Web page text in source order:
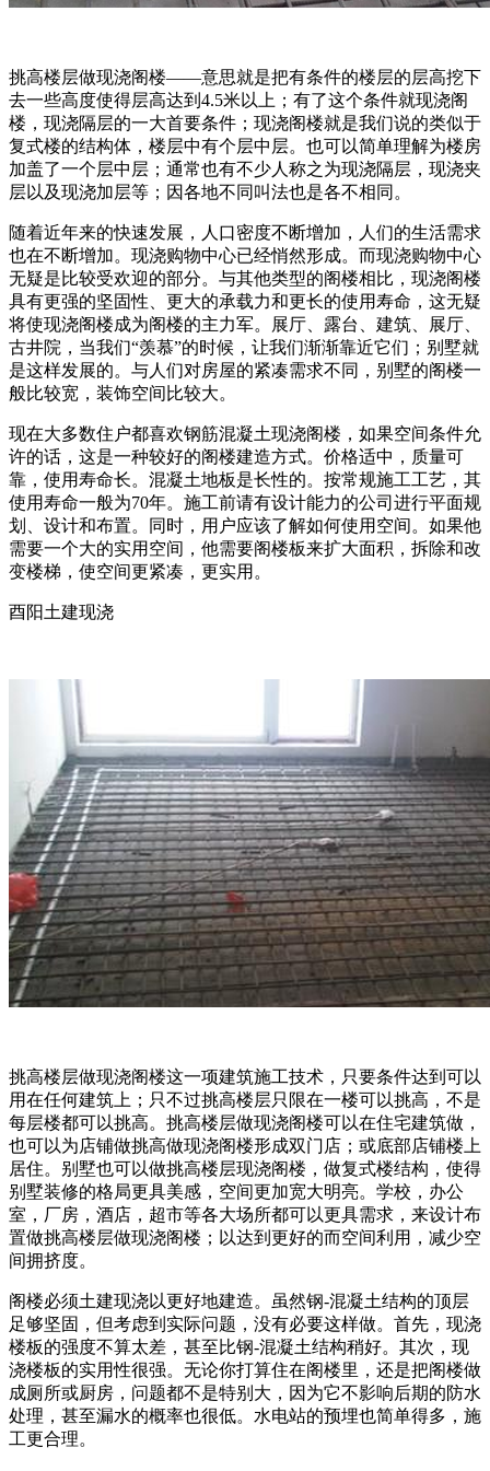
挑高楼层做现浇阁楼——意思就是把有条件的楼层的层高挖下
去一些高度使得层高达到4.5米以上；有了这个条件就现浇阁
楼，现浇隔层的一大首要条件；现浇阁楼就是我们说的类似于
复式楼的结构体，楼层中有个层中层。也可以简单理解为楼房
加盖了一个层中层；通常也有不少人称之为现浇隔层，现浇夹
层以及现浇加层等；因各地不同叫法也是各不相同。
随着近年来的快速发展，人口密度不断增加，人们的生活需求
也在不断增加。现浇购物中心已经悄然形成。而现浇购物中心
无疑是比较受欢迎的部分。与其他类型的阁楼相比，现浇阁楼
具有更强的坚固性、更大的承载力和更长的使用寿命，这无疑
将使现浇阁楼成为阁楼的主力军。展厅、露台、建筑、展厅、
古井院，当我们“羡慕”的时候，让我们渐渐靠近它们；别墅就
是这样发展的。与人们对房屋的紧凑需求不同，别墅的阁楼一
般比较宽，装饰空间比较大。
现在大多数住户都喜欢钢筋混凝土现浇阁楼，如果空间条件允
许的话，这是一种较好的阁楼建造方式。价格适中，质量可
靠，使用寿命长。混凝土地板是长性的。按常规施工工艺，其
使用寿命一般为70年。施工前请有设计能力的公司进行平面规
划、设计和布置。同时，用户应该了解如何使用空间。如果他
需要一个大的实用空间，他需要阁楼板来扩大面积，拆除和改
变楼梯，使空间更紧凑，更实用。
酉阳土建现浇
挑高楼层做现浇阁楼这一项建筑施工技术，只要条件达到可以
用在任何建筑上；只不过挑高楼层只限在一楼可以挑高，不是
每层楼都可以挑高。挑高楼层做现浇阁楼可以在住宅建筑做，
也可以为店铺做挑高做现浇阁楼形成双门店；或底部店铺楼上
居住。别墅也可以做挑高楼层现浇阁楼，做复式楼结构，使得
别墅装修的格局更具美感，空间更加宽大明亮。学校，办公
室，厂房，酒店，超市等各大场所都可以更具需求，来设计布
置做挑高楼层做现浇阁楼；以达到更好的而空间利用，减少空
间拥挤度。
阁楼必须土建现浇以更好地建造。虽然钢-混凝土结构的顶层
足够坚固，但考虑到实际问题，没有必要这样做。首先，现浇
楼板的强度不算太差，甚至比钢-混凝土结构稍好。其次，现
浇楼板的实用性很强。无论你打算住在阁楼里，还是把阁楼做
成厕所或厨房，问题都不是特别大，因为它不影响后期的防水
处理，甚至漏水的概率也很低。水电站的预埋也简单得多，施
工更合理。